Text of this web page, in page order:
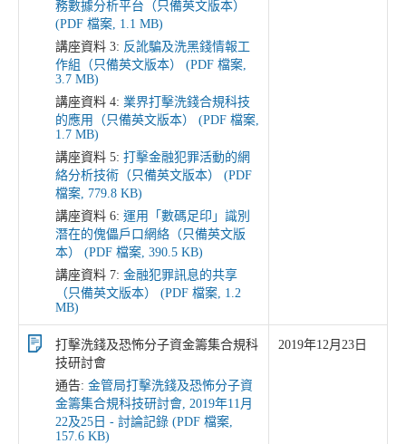
務數據分析平台（只備英文版本）
(PDF 檔案, 1.1 MB)
講座資料 3: 反訛騙及洗黑錢情報工
作組（只備英文版本） (PDF 檔案,
3.7 MB)
講座資料 4: 業界打擊洗錢合規科技
的應用（只備英文版本） (PDF 檔案,
1.7 MB)
講座資料 5: 打擊金融犯罪活動的網
絡分析技術（只備英文版本） (PDF
檔案, 779.8 KB)
講座資料 6: 運用「數碼足印」識別
潛在的傀儡戶口網絡（只備英文版
本） (PDF 檔案, 390.5 KB)
講座資料 7: 金融犯罪訊息的共享
（只備英文版本） (PDF 檔案, 1.2
MB)
打擊洗錢及恐怖分子資金籌集合規科
技研討會
通告: 金管局打擊洗錢及恐怖分子資
金籌集合規科技研討會, 2019年11月
22及25日 - 討論記錄 (PDF 檔案,
157.6 KB)
2019年12月23日